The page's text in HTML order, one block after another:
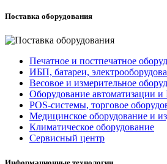
Поставка оборудования
Печатное и постпечатное
ИБП, батареи,
Весовое и измерительное
Оборудование автоматизации
POS-системы, торговое
Медицинское оборудование и
Климатическое оборудование
Сервисный центр